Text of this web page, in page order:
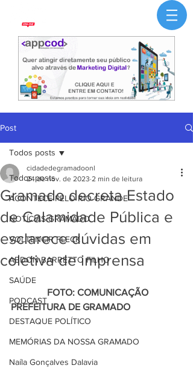
Post
Todos posts
ACONTECE PELO RIO GRANDE
NOTÍCIAS GRAMADO
VOLTENCIR FLECK
ABDON BARRETTO FILHO
SAÚDE
PODCAST
DESTAQUE POLÍTICO
MEMÓRIAS DA NOSSA GRAMADO
Naíla Gonçalves Dalavia
Todos posts
Gramado decreta Estado
de Calamidade Pública e
esclarece dúvidas em
coletiva de imprensa
cidadedegramadoonl
24 de nov. de 2023 2 min de leitura
PREFEITURA DE GRAMADO